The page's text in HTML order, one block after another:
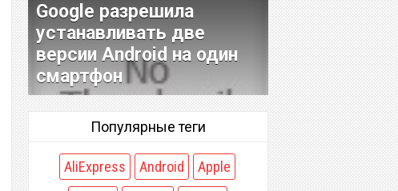
Google разрешила
устанавливать две
версии Android на один
смартфон
Популярные теги
AliExpress Android
Apple